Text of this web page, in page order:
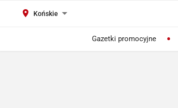
Końskie
Gazetki promocyjne